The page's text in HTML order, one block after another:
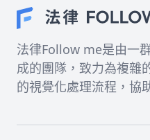
法律Follow me是由一
成的團隊，致力為複雜
的視覺化處理流程，協